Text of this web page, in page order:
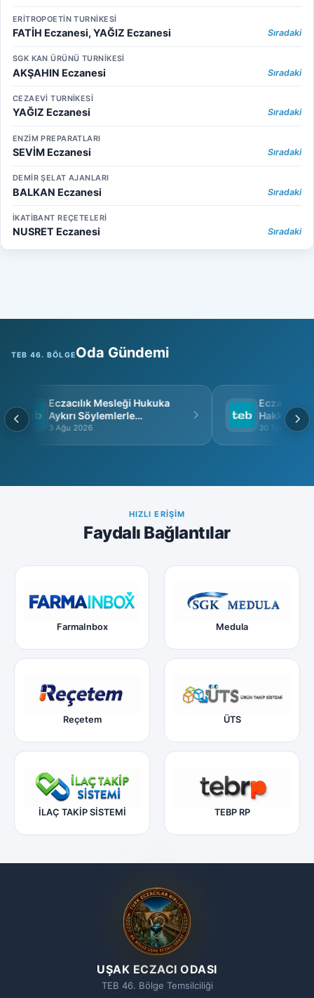
ERİTROPOETİN TURNİKESİ
FATİH Eczanesi, YAĞIZ Eczanesi Sıradaki
SGK KAN ÜRÜNÜ TURNİKESİ
AKŞAHIN Eczanesi Sıradaki
CEZAEVİ TURNİKESİ
YAĞIZ Eczanesi Sıradaki
ENZİM PREPARATLARI
SEVİM Eczanesi Sıradaki
DEMİR ŞELAT AJANLARI
BALKAN Eczanesi Sıradaki
İKATİBANT REÇETELERİ
NUSRET Eczanesi Sıradaki
TEB 46. BÖLGEOda Gündemi
Eczacılık Mesleği Hukuka
Aykırı Söylemlerle
İtibarsızlaştırılamaz
3 Ağu 2026
Eczacı
Hakkında
30 Tem 2026
HIZLI ERIŞIM
Faydalı Bağlantılar
FarmaInbox Medula
Reçetem ÜTS
İLAÇ TAKİP SİSTEMİ TEBP RP
UŞAK ECZACI ODASI
TEB 46. Bölge Temsilciliği